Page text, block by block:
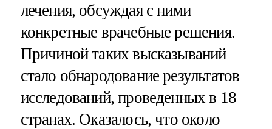
лечения, обсуждая с ними
конкретные врачебные решения.
Причиной таких высказываний
стало обнародование результатов
исследований, проведенных в 18
странах. Оказалось, что около